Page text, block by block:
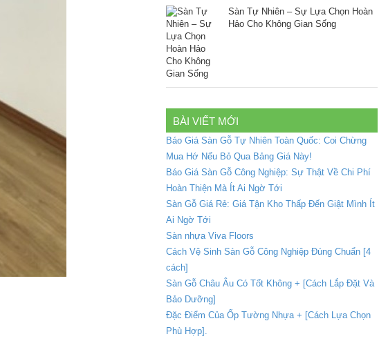
Sàn Tự Nhiên – Sự Lựa Chọn Hoàn
Hảo Cho Không Gian Sống
BÀI VIẾT MỚI
Báo Giá Sàn Gỗ Tự Nhiên Toàn Quốc: Coi Chừng
Mua Hớ Nếu Bỏ Qua Bảng Giá Này!
Báo Giá Sàn Gỗ Công Nghiệp: Sự Thật Về Chi Phí
Hoàn Thiện Mà Ít Ai Ngờ Tới
Sàn Gỗ Giá Rẻ: Giá Tận Kho Thấp Đến Giật Mình Ít
Ai Ngờ Tới
Sàn nhựa Viva Floors
Cách Vệ Sinh Sàn Gỗ Công Nghiệp Đúng Chuẩn [4
cách]
Sàn Gỗ Châu Âu Có Tốt Không + [Cách Lắp Đặt Và
Bảo Dưỡng]
Đặc Điểm Của Ốp Tường Nhựa + [Cách Lựa Chọn
Phù Hợp].